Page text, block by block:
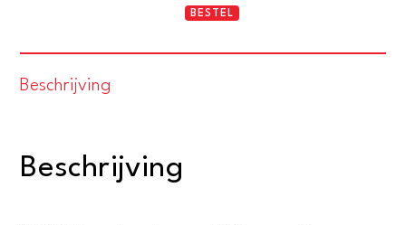
Das
BESTEL
Beschrijving
Beschrijving